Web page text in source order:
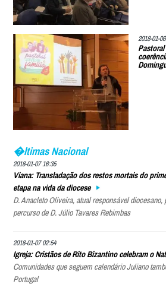
2018-01-06
�ltimas Nacional
2018-01-07 16:35
Viana: Transladação dos restos mortais do
etapa na vida da diocese
D. Anacleto Oliveira, atual responsável diocesano,
percurso de D. Júlio Tavares Rebimbas
2018-01-07 02:54
Igreja: Cristãos de Rito Bizantino celebram o
Comunidades que seguem calendário Juliano
Portugal